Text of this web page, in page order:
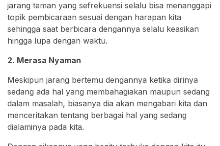
jarang teman yang sefrekuensi selalu bisa menanggapi
topik pembicaraan sesuai dengan harapan kita
sehingga saat berbicara dengannya selalu keasikan
hingga lupa dengan waktu.
2. Merasa Nyaman
Meskipun jarang bertemu dengannya ketika dirinya
sedang ada hal yang membahagiakan maupun sedang
dalam masalah, biasanya dia akan mengabari kita dan
menceritakan tentang berbagai hal yang sedang
dialaminya pada kita.